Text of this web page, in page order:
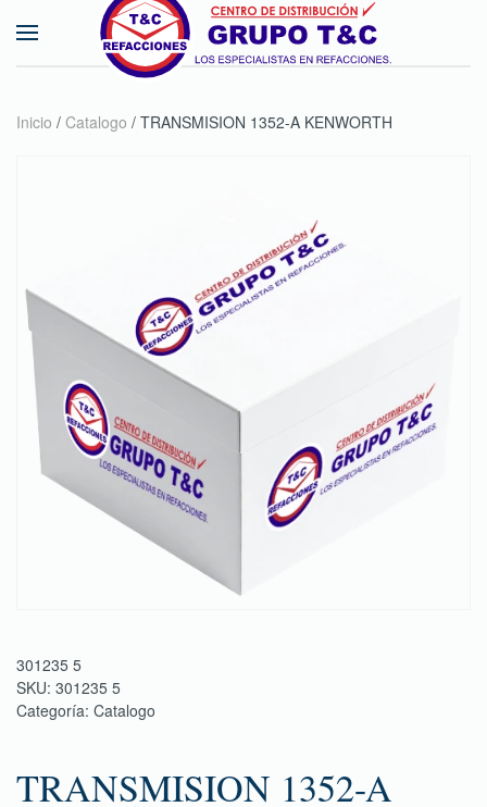
Skip to main content
Inicio / Catalogo / TRANSMISION 1352-A KENWORTH
301235 5
SKU: 301235 5
Categoría: Catalogo
TRANSMISION 1352-A